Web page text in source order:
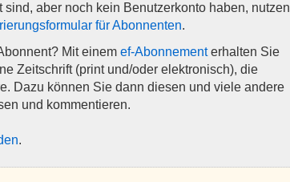
sind, aber noch kein Benutzerkonto haben, nutzen
für Abonnenten.
Mit einem ef-Abonnementerhalten Sie
Zeitschrift (print und/oder elektronisch), die
Dazu können Sie dann diesen und viele andere
und kommentieren.
.